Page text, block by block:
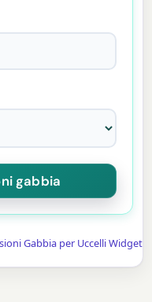
Gabbia per Uccelli Widget